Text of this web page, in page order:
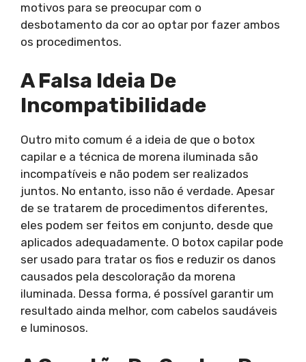
motivos para se preocupar com o
desbotamento da cor ao optar por fazer ambos
os procedimentos.
A Falsa Ideia De
Incompatibilidade
Outro mito comum é a ideia de que o botox
capilar e a técnica de morena iluminada são
incompatíveis e não podem ser realizados
juntos. No entanto, isso não é verdade. Apesar
de se tratarem de procedimentos diferentes,
eles podem ser feitos em conjunto, desde que
aplicados adequadamente. O botox capilar pode
ser usado para tratar os fios e reduzir os danos
causados pela descoloração da morena
iluminada. Dessa forma, é possível garantir um
resultado ainda melhor, com cabelos saudáveis
e luminosos.